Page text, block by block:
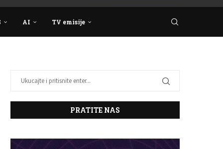
AI TV emisije
PRATITE NAS